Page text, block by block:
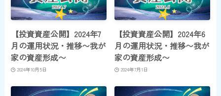
【投資資産公開】2024年7
月の運用状況・推移〜我が
家の資産形成〜
2024年10月5日
【投資資産公開】2024年6
月の運用状況・推移〜我が
家の資産形成〜
2024年7月1日